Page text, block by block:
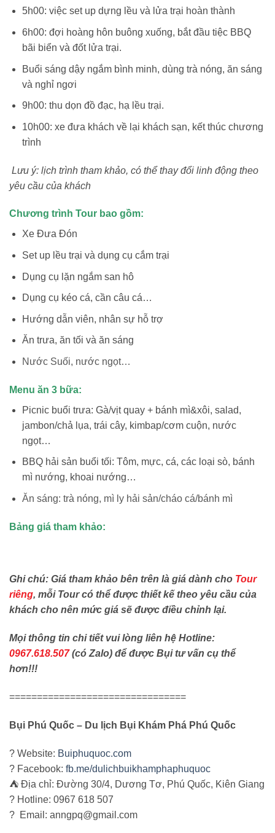
5h00: việc set up dựng lều và lửa trại hoàn thành
6h00: đợi hoàng hôn buông xuống, bắt đầu tiệc BBQ
bãi biển và đốt lửa trại.
Buổi sáng dậy ngắm bình minh, dùng trà nóng, ăn sáng
và nghỉ ngơi
9h00: thu dọn đồ đạc, hạ lều trại.
10h00: xe đưa khách về lại khách sạn, kết thúc chương
trình
Lưu ý: lịch trình tham khảo, có thể thay đổi linh động theo
yêu cầu của khách
Chương trình Tour bao gồm:
Xe Đưa Đón
Set up lều trại và dụng cụ cắm trại
Dụng cụ lặn ngắm san hô
Dụng cụ kéo cá, cần câu cá…
Hướng dẫn viên, nhân sự hỗ trợ
Ăn trưa, ăn tối và ăn sáng
Nước Suối, nước ngọt…
Menu ăn 3 bữa:
Picnic buổi trưa: Gà/vịt quay + bánh mì&xôi, salad,
jambon/chả lụa, trái cây, kimbap/cơm cuộn, nước
ngọt…
BBQ hải sản buổi tối: Tôm, mực, cá, các loại sò, bánh
mì nướng, khoai nướng…
Ăn sáng: trà nóng, mì ly hải sản/cháo cá/bánh mì
Bảng giá tham khảo:
Ghi chú: Giá tham khảo bên trên là giá dành cho Tour
riêng, mỗi Tour có thể được thiết kế theo yêu cầu của
khách cho nên mức giá sẽ được điều chỉnh lại.
Mọi thông tin chi tiết vui lòng liên hệ Hotline:
0967.618.507(có Zalo) để được Bụi tư vấn cụ thể
hơn!!!
================================
Bụi Phú Quốc – Du lịch Bụi Khám Phá Phú Quốc
? Website: Buiphuquoc.com
? Facebook: fb.me/dulichbuikhamphaphuquoc
⛺ Địa chỉ: Đường 30/4, Dương Tơ, Phú Quốc, Kiên Giang
? Hotline: 0967 618 507
? Email: anngpq@gmail.com